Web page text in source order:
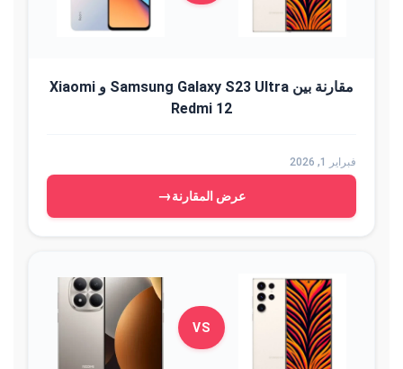
مقارنة بين Samsung Galaxy S23 Ultra و Xiaomi
Redmi 12
فبراير 1, 2026
عرض المقارنة→
VS